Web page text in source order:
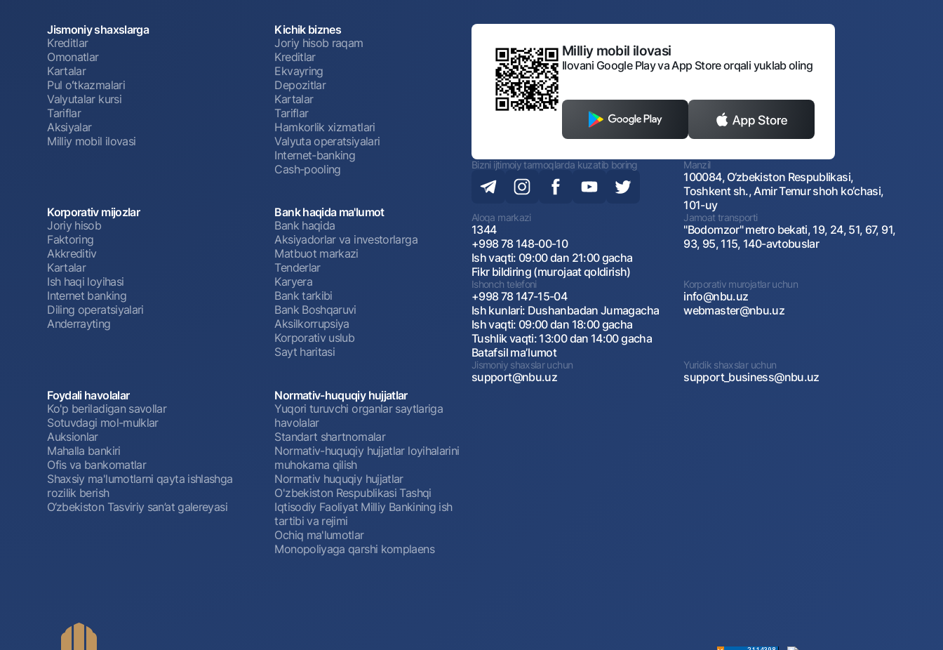
Jismoniy shaxslarga
Kreditlar
Omonatlar
Kartalar
Pul oʻtkazmalari
Valyutalar kursi
Tariflar
Aksiyalar
Milliy mobil ilovasi
Kichik biznes
Joriy hisob raqam
Kreditlar
Ekvayring
Depozitlar
Kartalar
Tariflar
Hamkorlik xizmatlari
Valyuta operatsiyalari
Internet-banking
Cash-pooling
Korporativ mijozlar
Joriy hisob
Faktoring
Akkreditiv
Kartalar
Ish haqi loyihasi
Internet banking
Diling operatsiyalari
Anderrayting
Bank haqida ma'lumot
Bank haqida
Aksiyadorlar va investorlarga
Matbuot markazi
Tenderlar
Karyera
Bank tarkibi
Bank Boshqaruvi
Aksilkorrupsiya
Korporativ uslub
Sayt haritasi
Foydali havolalar
Ko'p beriladigan savollar
Sotuvdagi mol-mulklar
Auksionlar
Mahalla bankiri
Ofis va bankomatlar
Shaxsiy ma'lumotlarni qayta ishlashga
rozilik berish
O‘zbekiston Tasviriy san’at galereyasi
Normativ-huquqiy hujjatlar
Yuqori turuvchi organlar saytlariga
havolalar
Standart shartnomalar
Normativ-huquqiy hujjatlar loyihalarini
muhokama qilish
Normativ huquqiy hujjatlar
O'zbekiston Respublikasi Tashqi
Iqtisodiy Faoliyat Milliy Bankining ish
tartibi va rejimi
Ochiq ma'lumotlar
Monopoliyaga qarshi komplaens
Milliy mobil ilovasi
Ilovani Google Play va App Store orqali yuklab oling
Bizni ijtimoiy tarmoqlarda kuzatib boring Manzil
100084, O‘zbekiston Respublikasi,
Toshkent sh., Amir Temur shoh ko‘chasi,
101-uy
Aloqa markazi
1344
+998 78 148-00-10
Ish vaqti: 09:00 dan 21:00 gacha
Fikr bildiring (murojaat qoldirish)
Jamoat transporti
"Bodomzor" metro bekati, 19, 24, 51, 67, 91,
93, 95, 115, 140-avtobuslar
Ishonch telefoni
+998 78 147-15-04
Ish kunlari: Dushanbadan Jumagacha
Ish vaqti: 09:00 dan 18:00 gacha
Tushlik vaqti: 13:00 dan 14:00 gacha
Batafsil maʼlumot
Korporativ murojatlar uchun
info@nbu.uz
webmaster@nbu.uz
Jismoniy shaxslar uchun
support@nbu.uz
Yuridik shaxslar uchun
support_business@nbu.uz